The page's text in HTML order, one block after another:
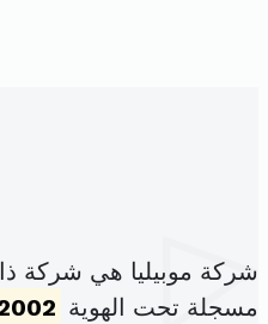
شركة موبيليا هي شركة
مسجلة تحت الهوية